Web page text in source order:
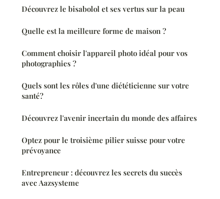
Découvrez le bisabolol et ses vertus sur la peau
Quelle est la meilleure forme de maison ?
Comment choisir l'appareil photo idéal pour vos
photographies ?
Quels sont les rôles d'une diététicienne sur votre
santé?
Découvrez l'avenir incertain du monde des affaires
Optez pour le troisième pilier suisse pour votre
prévoyance
Entrepreneur : découvrez les secrets du succès
avec Aazsysteme